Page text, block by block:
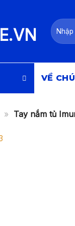
Tìm
kiếm:
VỀ
» Tay nắm tủ